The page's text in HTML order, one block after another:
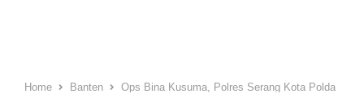
Home Banten Ops Bina Kusuma, Polres Serang Kota Polda